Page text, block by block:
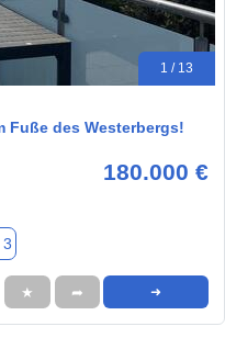
1 / 13
Fuße des Westerbergs!
180.000 €
★ ➦ ➜